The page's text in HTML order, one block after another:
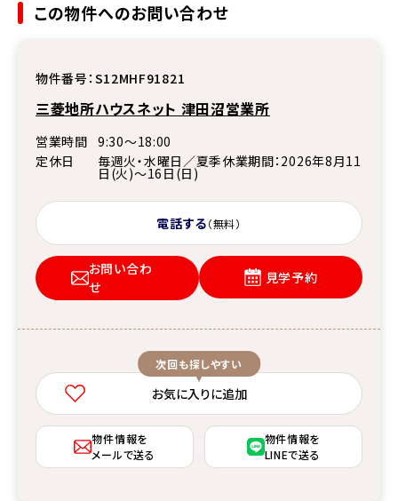
この物件へのお問い合わせ
物件番号： S12MHF91821
三菱地所ハウスネット 津田沼営業所
営業時間 9:30～18:00
定休日
毎週火・水曜日／夏季休業期間：2026年8月11
日(火)～16日(日)
電話する（無料）
見学予約
お問い合わ
せ
次回も探しやすい
お気に入りに追加
物件情報を
メールで送る
物件情報を
LINEで送る